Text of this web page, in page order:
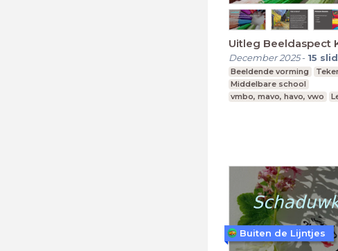
Uitleg Beeldaspect
December 2025- 15
Beeldende vorming
Middelbare school
vmbo, mavo, havo, vwo
Buiten de Lijntjes